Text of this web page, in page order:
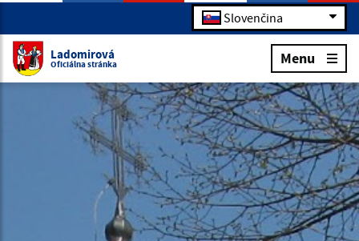
Slovenčina
Ladomirová
Oficiálna stránka Menu